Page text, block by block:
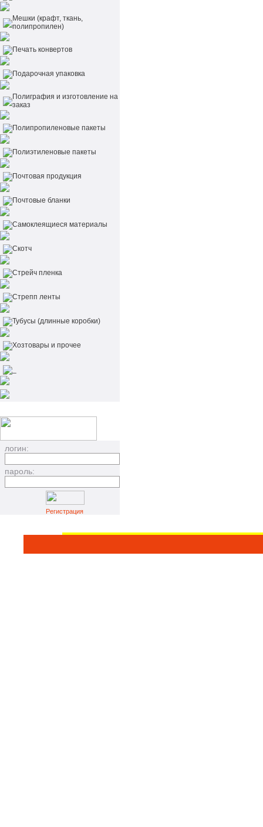
Мешки (крафт, ткань,
полипропилен)
Печать конвертов
Подарочная упаковка
Полиграфия и изготовление на
заказ
Полипропиленовые пакеты
Полиэтиленовые пакеты
Почтовая продукция
Почтовые бланки
Самоклеящиеся материалы
Скотч
Стрейч пленка
Стрепп ленты
Тубусы (длинные коробки)
Хозтовары и прочее
логин:
пароль:
Регистрация